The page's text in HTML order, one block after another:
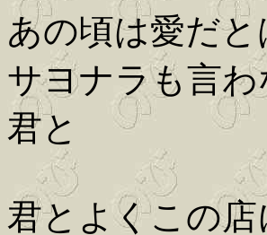
あの頃は愛だ
サヨナラも言
君と
君とよくこの